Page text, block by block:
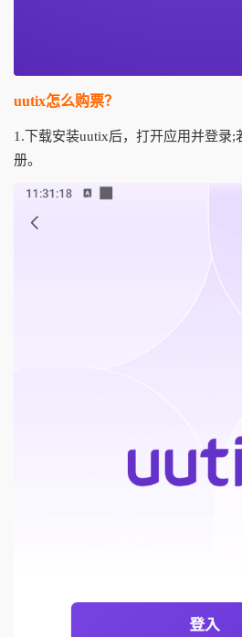
uutix怎么购票？
1.下载安装uutix后，打开应用并登录;
册。